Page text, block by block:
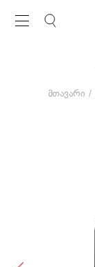
მთავარი /